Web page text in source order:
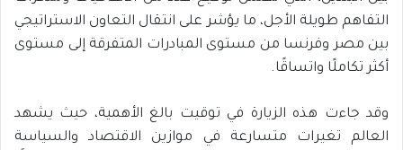
التفاهم طويلة الأجل، ما يؤشر على انتقال التعاون الاستراتيجي
بين مصر وفرنسا من مستوى المبادرات المتفرقة إلى مستوى
أكثر تكاملًا واتساقًا.
وقد جاءت هذه الزيارة في توقيت بالغ الأهمية، حيث يشهد
العالم تغيرات متسارعة في موازين الاقتصاد والسياسة